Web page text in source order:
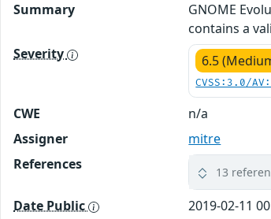
Summary
GNOME
contains a
Severity
6.5
CVSS:3.0/
CWE
n/a
Assigner
mitre
References
13
Date Public
2019-02-11